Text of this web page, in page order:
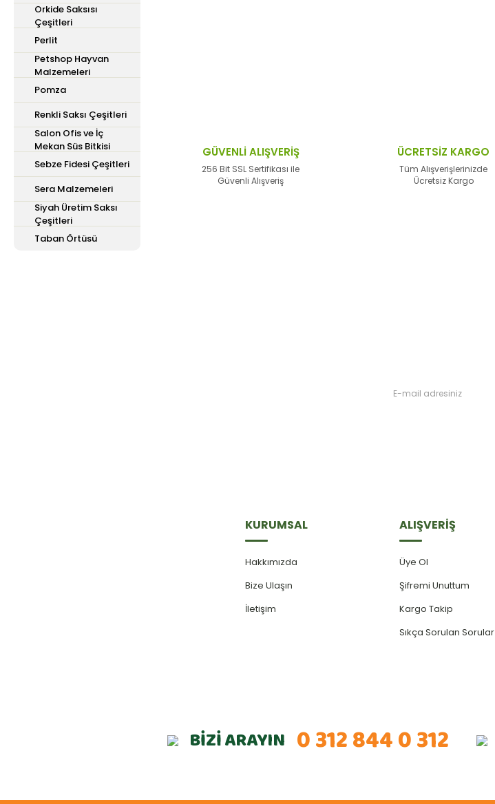
Orkide Saksısı
Çeşitleri
Perlit
Petshop Hayvan
Malzemeleri
Pomza
Renkli Saksı Çeşitleri
Salon Ofis ve İç
Mekan Süs Bitkisi
Sebze Fidesi Çeşitleri
Sera Malzemeleri
Siyah Üretim Saksı
Çeşitleri
Taban Örtüsü
Ürün fiyatı diğer sitelerden daha pahalı.
Bu ürüne benzer farklı alternatifler olmalı.
GÜVENLİ ALIŞVERİŞ
256 Bit SSL Sertifikası ile
Güvenli Alışveriş
ÜCRETSİZ KARGO
Tüm Alışverişlerinizde
Ücretsiz Kargo
KURUMSAL
Hakkımızda
Bize Ulaşın
İletişim
ALIŞVERİŞ
Üye Ol
Şifremi Unuttum
Kargo Takip
Sıkça Sorulan Sorular
BİZİ ARAYIN 0 312 844 0 312